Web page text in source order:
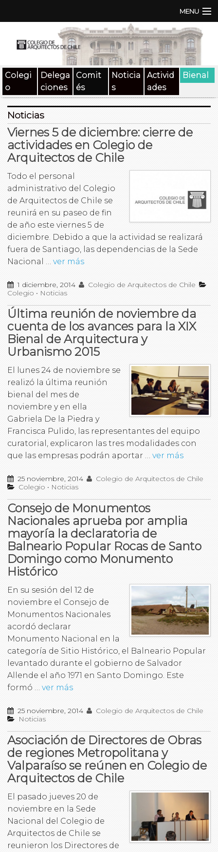
MENU
Documentos
SAT
Beneficios
Contacto
Buscar:
Colegi
o
Delega
ciones
Comit
és
Noticia
s
Activid
ades
Bienal
Noticias
Viernes 5 de diciembre: cierre de
actividades en Colegio de
Arquitectos de Chile
Todo el personal
administrativo del Colegio
de Arquitectos de Chile se
reunirá en su paseo de fin
de año este viernes 5 de
diciembre. Debido a que la actividad se realizará
fuera de Santiago, las dependencias de la Sede
Nacional … ver más
1 diciembre, 2014
Colegio de Arquitectos de Chile
Colegio • Noticias
Última reunión de noviembre da
cuenta de los avances para la XIX
Bienal de Arquitectura y
Urbanismo 2015
El lunes 24 de noviembre se
realizó la última reunión
bienal del mes de
noviembre y en ella
Gabriela De la Piedra y
Francisca Pulido, las representantes del equipo
curatorial, explicaron las tres modalidades con
que las empresas podrán aportar … ver más
25 noviembre, 2014
Colegio de Arquitectos de Chile
Colegio • Noticias
Consejo de Monumentos
Nacionales aprueba por amplia
mayoría la declaratoria de
Balneario Popular Rocas de Santo
Domingo como Monumento
Histórico
En su sesión del 12 de
noviembre el Consejo de
Monumentos Nacionales
acordó declarar
Monumento Nacional en la
categoría de Sitio Histórico, el Balneario Popular
levantado durante el gobierno de Salvador
Allende el año 1971 en Santo Domingo. Este
formó … ver más
25 noviembre, 2014
Colegio de Arquitectos de Chile
Noticias
Asociación de Directores de Obras
de regiones Metropolitana y
Valparaíso se reúnen en Colegio de
Arquitectos de Chile
El pasado jueves 20 de
noviembre en la Sede
Nacional del Colegio de
Arquitectos de Chile se
reunieron los Directores de